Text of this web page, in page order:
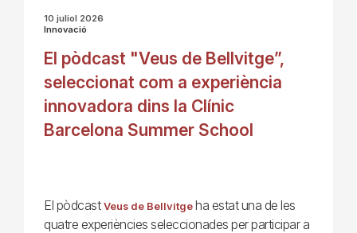
10 juliol 2026
Innovació
El pòdcast "Veus de Bellvitge”,
seleccionat com a experiència
innovadora dins la Clínic
Barcelona Summer School
El pòdcast Veus de Bellvitgeha estat una de les
quatre experiències seleccionades per participar a